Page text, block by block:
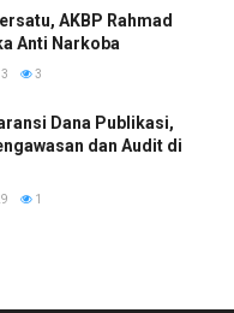
AKBP Rahmad
Anti Narkoba
3
Dana Publikasi,
dan Audit di
1